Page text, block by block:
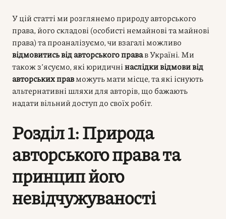
У цій статті ми розглянемо природу авторського
права, його складові (особисті немайнові та майнові
права) та проаналізуємо, чи взагалі можливо
відмовитись від авторського правав Україні. Ми
також з’ясуємо, які юридичнінаслідки відмови від
авторських правможуть мати місце, та які існують
альтернативні шляхи для авторів, що бажають
надати вільний доступ до своїх робіт.
Розділ 1: Природа
авторського права та
принцип його
невідчужуваності